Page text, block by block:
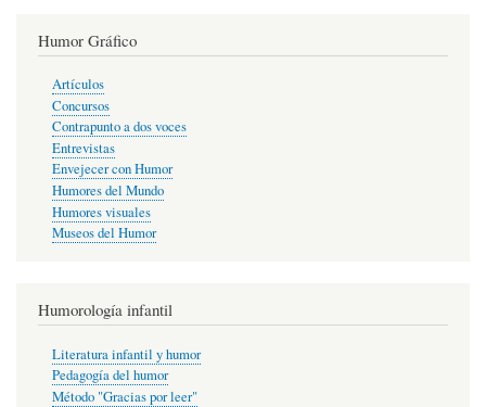
Humor Gráfico
Artículos
Concursos
Contrapunto a dos voces
Entrevistas
Envejecer con Humor
Humores del Mundo
Humores visuales
Museos del Humor
Humorología infantil
Literatura infantil y humor
Pedagogía del humor
Método "Gracias por leer"